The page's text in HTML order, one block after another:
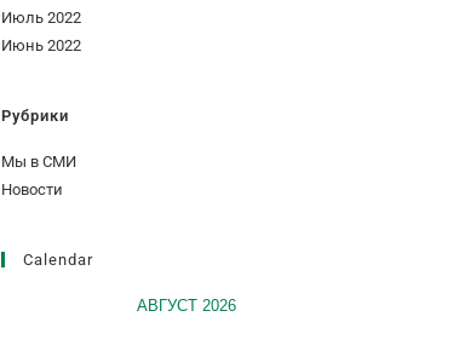
Июль 2022
Июнь 2022
Рубрики
Мы в СМИ
Новости
Calendar
АВГУСТ 2026